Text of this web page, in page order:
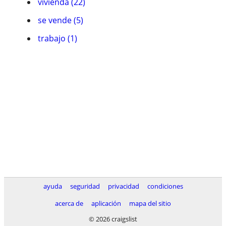
se vende (5)
trabajo (1)
ayuda seguridad privacidad
condiciones
acerca de
aplicación
mapa del sitio
© 2026 craigslist